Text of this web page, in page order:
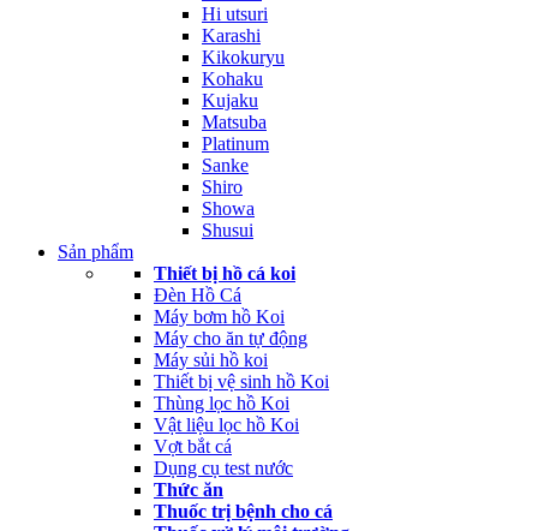
Hi utsuri
Karashi
Kikokuryu
Kohaku
Kujaku
Matsuba
Platinum
Sanke
Shiro
Showa
Shusui
Sản phẩm
Thiết bị hồ cá koi
Đèn Hồ Cá
Máy bơm hồ Koi
Máy cho ăn tự động
Máy sủi hồ koi
Thiết bị vệ sinh hồ Koi
Thùng lọc hồ Koi
Vật liệu lọc hồ Koi
Vợt bắt cá
Dụng cụ test nước
Thức ăn
Thuốc trị bệnh cho cá